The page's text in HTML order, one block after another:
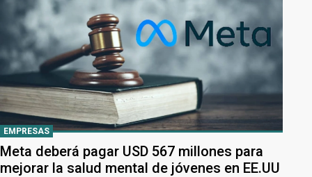
EMPRESAS
Meta deberá pagar USD 567 millones para
mejorar la salud mental de jóvenes en EE.UU